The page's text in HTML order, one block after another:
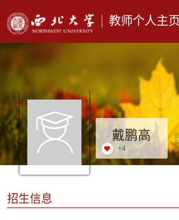
教师个人主页
戴鹏高
+4
招生信息